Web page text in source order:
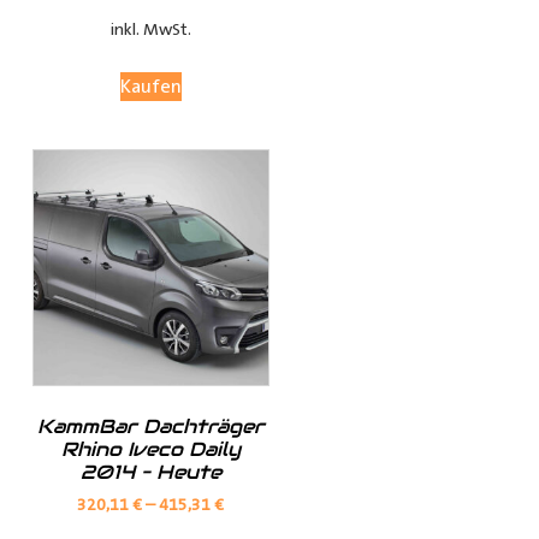
(je nach Fahrzeugmodell, sind nur die jeweils möglichen
Fensterteile:
Ø Fensterloser Laderaum = Im Laderaum sind keine
Fenster vorhanden
Ø Fenster im Laderaum = Es sind Fenster in der
Schiebtür(en) und in der Heckklappe / Hecktüren, diese
Verkleidungsteile werden dann nicht mitgeliefert
inkl. MwSt.
Kaufen
KammBar Dachträger
Rhino Iveco Daily
2014 – Heute
320,11€–415,31€